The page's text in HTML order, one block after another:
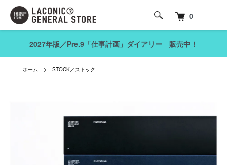
0
2027年版／Pre.9「仕事計画」ダイアリー 販売中！
ホーム STOCK／ストック